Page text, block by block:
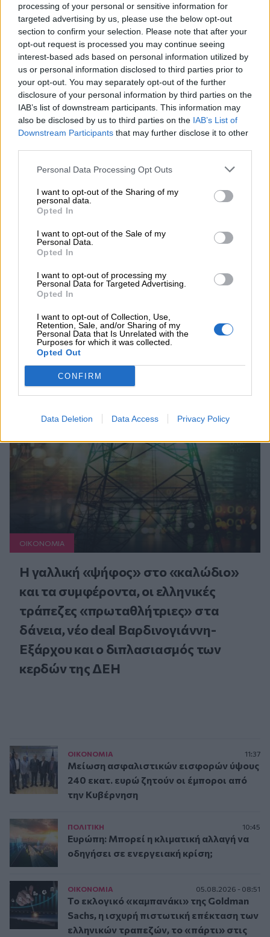
processing of your personal or sensitive information for
targeted advertising by us, please use the below opt-out
section to confirm your selection. Please note that after your
opt-out request is processed you may continue seeing
interest-based ads based on personal information utilized by
us or personal information disclosed to third parties prior to
your opt-out. You may separately opt-out of the further
disclosure of your personal information by third parties on the
IAB’s list of downstream participants. This information may
also be disclosed by us to third parties on the IAB’s List of
Downstream Participants that may further disclose it to other
Personal Data Processing Opt Outs
I want to opt-out of the Sharing of my
personal data.
Opted In
I want to opt-out of the Sale of my
Personal Data.
Opted In
I want to opt-out of processing my
Personal Data for Targeted Advertising.
Opted In
I want to opt-out of Collection, Use,
Retention, Sale, and/or Sharing of my
Personal Data that Is Unrelated with the
Purposes for which it was collected.
Opted Out
CONFIRM
Data Deletion Data Access Privacy Policy
Το εκλογικό «καμπανάκι» της Goldman Sachs, η ισχυρή
πιστωτική επέκταση των ελληνικών τραπεζών, το «πάρτι»
στις αγορές, οι «κρυμμένες» αξίες της ΓΕΚ ΤΕΡΝΑ
05.08.2026 - 08:37
Ιωάννης Μπολέτης – ΩΝΑΣΕΙΟ
04.08.2026 - 15:33
ERGO Hellas: Μέτρα στήριξης για τους πληγέντες
ασφαλισμένους της από τις πυρκαγιές
υπηρεσίες - Κέρδη €252 εκατ. (+7%) και ROTE 18.8% στο
04.08.2026 - 11:49
Ινστιτούτο ΟΦΘΑΛΜΟΣ
ΠΕΡΙΣΣΟΤΕΡΑ
Συνεχής ροή
ΟΙΚΟΝΟΜΙΑ
Η γαλλική «ψήφος» στο «καλώδιο»
και τα συμφέροντα, οι ελληνικές
τράπεζες «πρωταθλήτριες» στα
δάνεια, νέο deal Βαρδινογιάννη-
Εξάρχου και ο διπλασιασμός των
κερδών της ΔΕΗ
ΟΙΚΟΝΟΜΙΑ 11:37
Μείωση ασφαλιστικών εισφορών ύψους
240 εκατ. ευρώ ζητούν οι έμποροι από
την Κυβέρνηση
ΠΟΛΙΤΙΚΗ 10:45
Ευρώπη: Μπορεί η κλιματική αλλαγή να
οδηγήσει σε ενεργειακή κρίση;
ΟΙΚΟΝΟΜΙΑ 05.08.2026 - 08:51
Το εκλογικό «καμπανάκι» της Goldman
Sachs, η ισχυρή πιστωτική επέκταση των
ελληνικών τραπεζών, το «πάρτι» στις